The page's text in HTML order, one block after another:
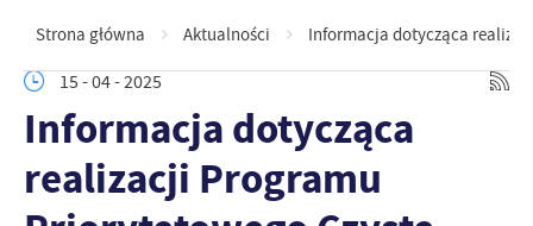
Strona główna Aktualności
Informacja dotycząca
15 - 04 - 2025
Informacja dotycząca
realizacji Programu